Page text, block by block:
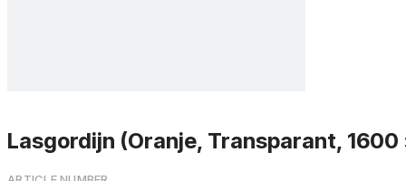
Lasgordijn (Oranje, Transparant, 1600